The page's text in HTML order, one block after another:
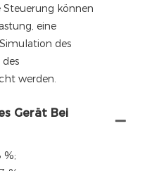
können
eine
des
werden.
Gerät Bei
%;